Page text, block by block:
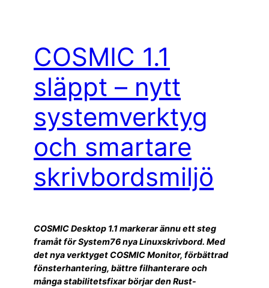
COSMIC 1.1
släppt – nytt
systemverktyg
och smartare
skrivbordsmiljö
COSMIC Desktop 1.1 markerar ännu ett steg
framåt för System76 nya Linuxskrivbord. Med
det nya verktyget COSMIC Monitor, förbättrad
fönsterhantering, bättre filhanterare och
många stabilitetsfixar börjar den Rust-